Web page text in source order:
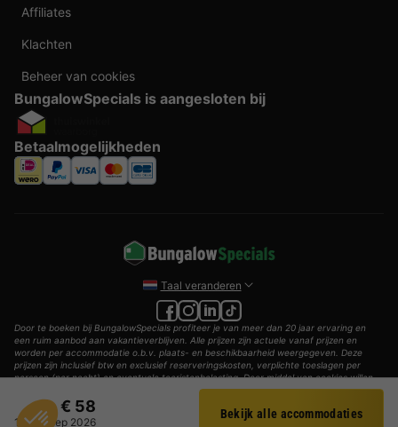
Filter
€ 58
11 - 12 sep 2026
Bekijk alle accommodaties
Affiliates
Klachten
Beheer van cookies
BungalowSpecials is aangesloten bij
Betaalmogelijkheden
Taal veranderen
Door te boeken bij BungalowSpecials profiteer je van meer dan 20 jaar ervaring en
een ruim aanbod aan vakantieverblijven. Alle prijzen zijn actuele vanaf prijzen en
worden per accommodatie o.b.v. plaats- en beschikbaarheid weergegeven. Deze
prijzen zijn inclusief btw en exclusief reserveringskosten, verplichte toeslagen per
persoon (per nacht) en eventuele toeristenbelasting. Door middel van cookies willen
© 2002 - 2025 AddGuests B.V. Alle rechten voorbehouden.